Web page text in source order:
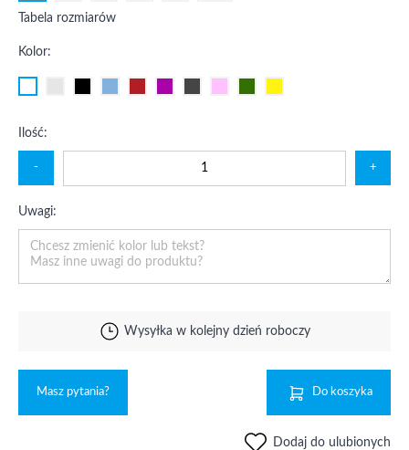
Tabela rozmiarów
Kolor:
Ilość:
- +
Uwagi:
Wysyłka w kolejny dzień roboczy
Masz pytania? Do koszyka
Dodaj do ulubionych